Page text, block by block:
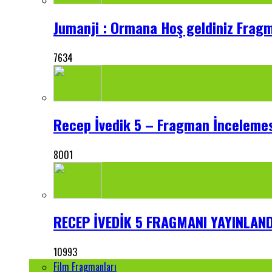
Jumanji : Ormana Hoş geldiniz
7634
Recep İvedik 5 – Fragman
8001
RECEP İVEDİK 5 FRAGMANI
10993
Film Fragmanları